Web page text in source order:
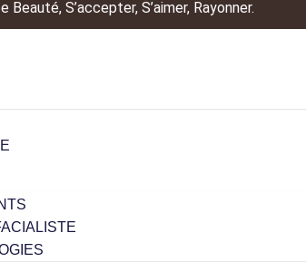
Beauté, S’accepter, S’aimer, Rayonner.